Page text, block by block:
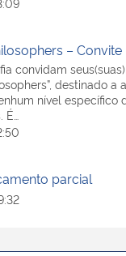
–
convidam
destinado
nível
parcial